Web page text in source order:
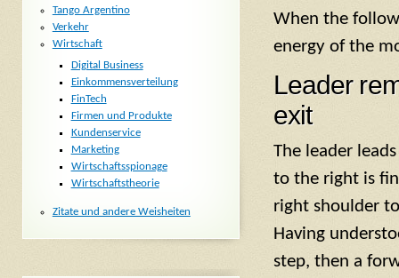
When the
energy of the
Leader
exit
The leader
to the right is
right shoulder
Having
step, then a
Tango Argentino
Verkehr
Wirtschaft
Digital Business
Einkommensverteilung
FinTech
Firmen und Produkte
Kundenservice
Marketing
Wirtschaftsspionage
Wirtschaftstheorie
Zitate und andere Weisheiten